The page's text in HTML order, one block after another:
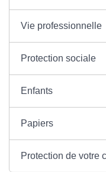
Vie professionnelle
Protection sociale
Enfants
Papiers
Protection de votre